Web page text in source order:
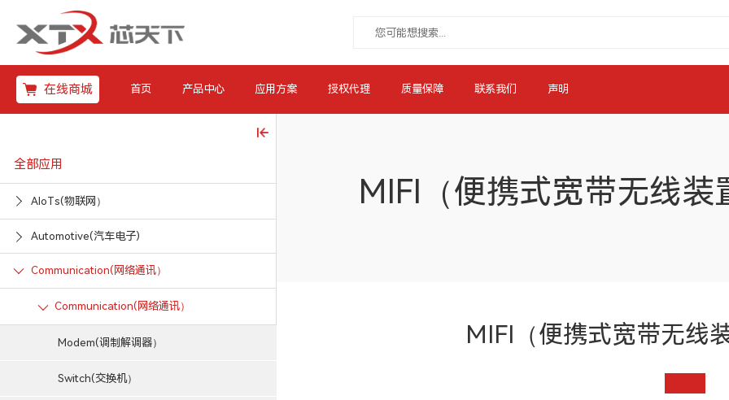
在线商城 首页 产品中心 应用方案 授权代理 质量保障 联系我们 声明
全部应用
AIoTs(物联网）
Automotive(汽车电子)
Communication(网络通讯）
Communication(网络通讯）
Modem(调制解调器）
Switch(交换机）
MIFI（便携式宽带无线装
MIFI（便携式宽带无线